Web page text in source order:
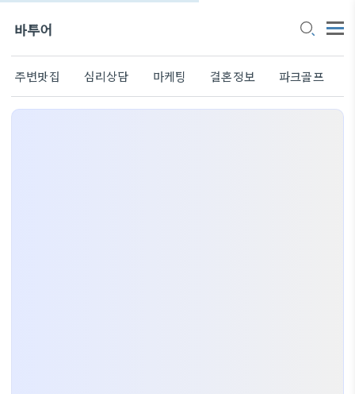
바투어
주변맛집 심리상담 마케팅 결혼정보 파크골프